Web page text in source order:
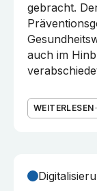
gebracht.
auch im
WEITERLESEN